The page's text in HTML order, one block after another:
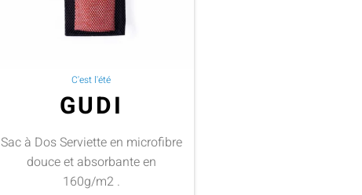
C'est l'été
GUDI
Sac à Dos Serviette en microfibre
douce et absorbante en
160g/m2 .